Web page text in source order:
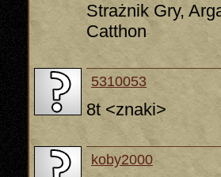
Strażnik Gry,
Catthon
5310053
8t <znaki>
koby2000